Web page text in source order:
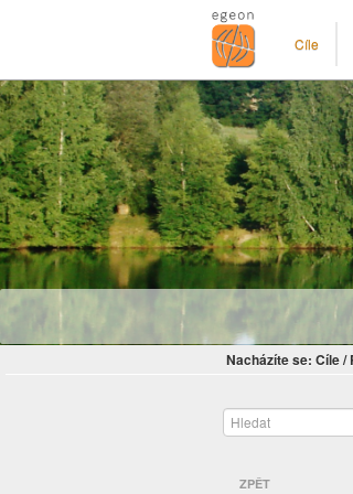
Cíle
Nacházíte se: Cíle/
ZPĚT